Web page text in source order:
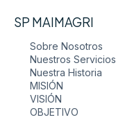
SP MAIMAGRI
Sobre Nosotros
Nuestros Servicios
Nuestra Historia
MISIÓN
VISIÓN
OBJETIVO